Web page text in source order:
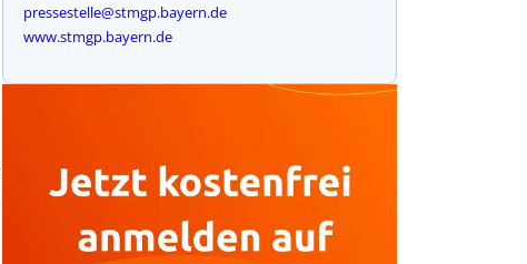
pressestelle@stmgp.bayern.de
www.stmgp.bayern.de